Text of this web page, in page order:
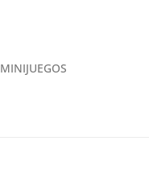
MINIJUEGOS